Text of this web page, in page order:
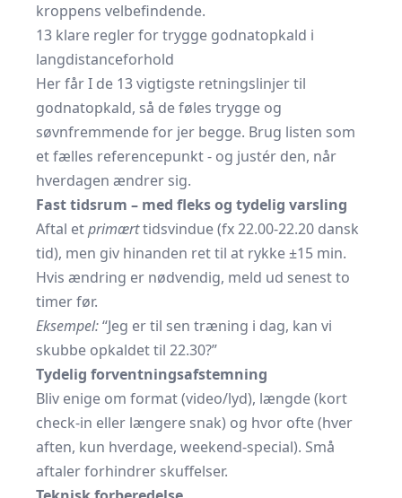
kroppens velbefindende.
13 klare regler for trygge godnatopkald i
langdistanceforhold
Her får I de 13 vigtigste retningslinjer til
godnatopkald, så de føles trygge og
søvnfremmende for jer begge. Brug listen som
et fælles referencepunkt - og justér den, når
hverdagen ændrer sig.
Fast tidsrum – med fleks og tydelig varsling
Aftal etprimærttidsvindue (fx 22.00-22.20 dansk
tid), men giv hinanden ret til at rykke ±15 min.
Hvis ændring er nødvendig, meld ud senest to
timer før.
Eksempel:“Jeg er til sen træning i dag, kan vi
skubbe opkaldet til 22.30?”
Tydelig forventningsafstemning
Bliv enige om format (video/lyd), længde (kort
check-in eller længere snak) og hvor ofte (hver
aften, kun hverdage, weekend-special). Små
aftaler forhindrer skuffelser.